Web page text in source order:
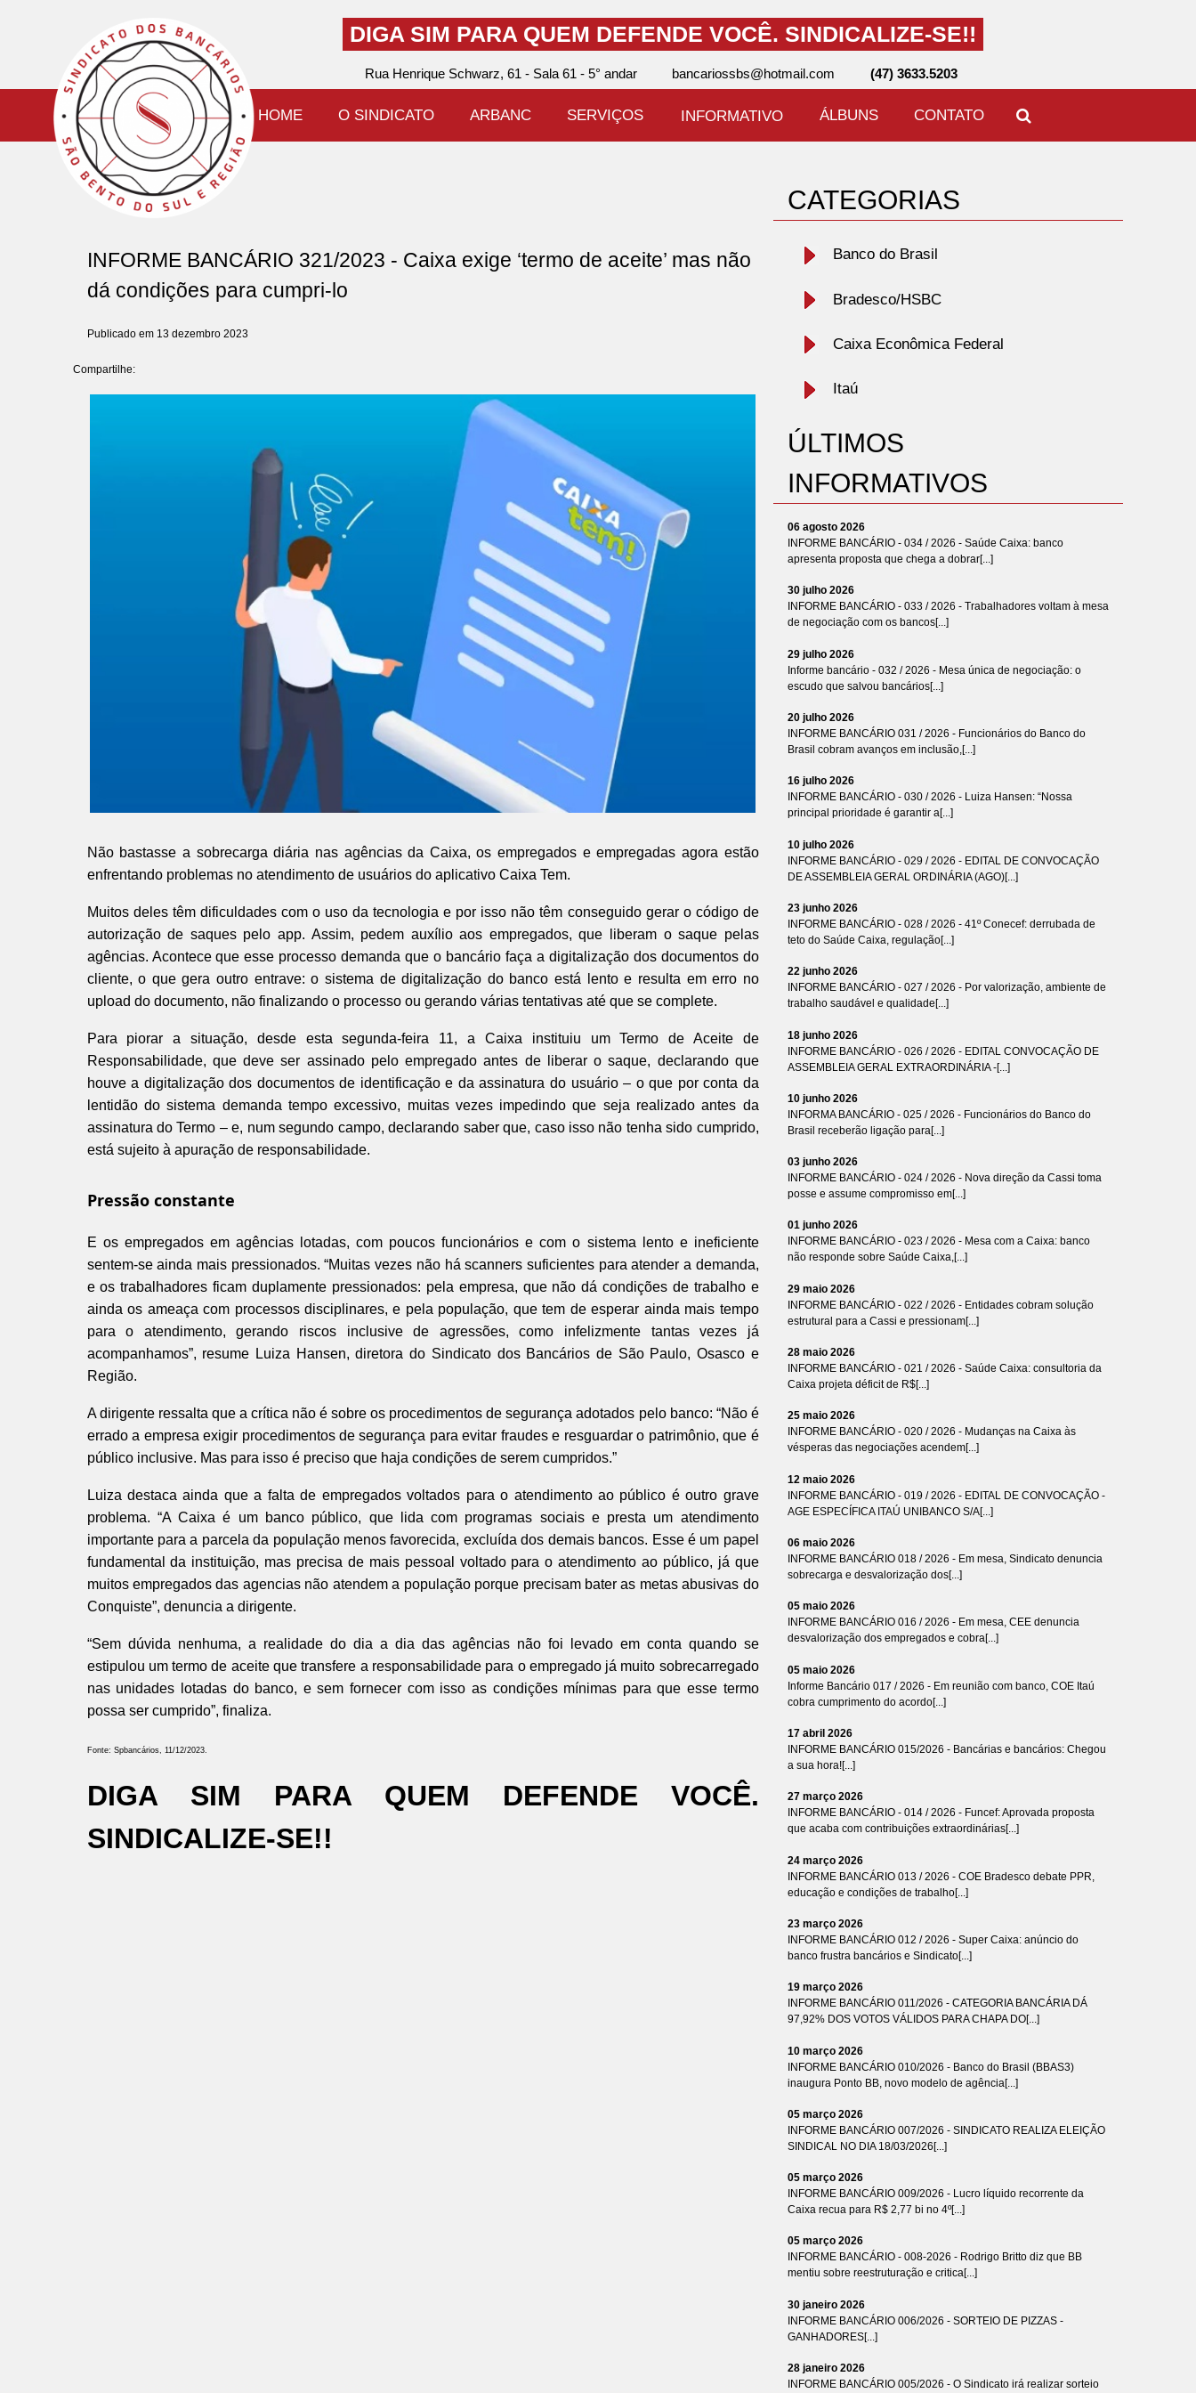
DIGA SIM PARA QUEM DEFENDE VOCÊ. SINDICALIZE-SE!!
Rua Henrique Schwarz, 61 - Sala 61 - 5° andar bancariossbs@hotmail.com (47) 3633.5203
HOME O SINDICATO ARBANC SERVIÇOS INFORMATIVO ÁLBUNS CONTATO
INFORME BANCÁRIO 321/2023 - Caixa exige ‘termo de aceite’ mas não
dá condições para cumpri-lo
Publicado em 13 dezembro 2023
Compartilhe:
Não bastasse a sobrecarga diária nas agências da Caixa, os empregados e empregadas agora estão
enfrentando problemas no atendimento de usuários do aplicativo Caixa Tem.
Muitos deles têm dificuldades com o uso da tecnologia e por isso não têm conseguido gerar o código de
autorização de saques pelo app. Assim, pedem auxílio aos empregados, que liberam o saque pelas
agências. Acontece que esse processo demanda que o bancário faça a digitalização dos documentos do
cliente, o que gera outro entrave: o sistema de digitalização do banco está lento e resulta em erro no
upload do documento, não finalizando o processo ou gerando várias tentativas até que se complete.
Para piorar a situação, desde esta segunda-feira 11, a Caixa instituiu um Termo de Aceite de
Responsabilidade, que deve ser assinado pelo empregado antes de liberar o saque, declarando que
houve a digitalização dos documentos de identificação e da assinatura do usuário – o que por conta da
lentidão do sistema demanda tempo excessivo, muitas vezes impedindo que seja realizado antes da
assinatura do Termo – e, num segundo campo, declarando saber que, caso isso não tenha sido cumprido,
está sujeito à apuração de responsabilidade.
Pressão constante
E os empregados em agências lotadas, com poucos funcionários e com o sistema lento e ineficiente
sentem-se ainda mais pressionados. “Muitas vezes não há scanners suficientes para atender a demanda,
e os trabalhadores ficam duplamente pressionados: pela empresa, que não dá condições de trabalho e
ainda os ameaça com processos disciplinares, e pela população, que tem de esperar ainda mais tempo
para o atendimento, gerando riscos inclusive de agressões, como infelizmente tantas vezes já
acompanhamos”, resume Luiza Hansen, diretora do Sindicato dos Bancários de São Paulo, Osasco e
Região.
A dirigente ressalta que a crítica não é sobre os procedimentos de segurança adotados pelo banco: “Não é
errado a empresa exigir procedimentos de segurança para evitar fraudes e resguardar o patrimônio, que é
público inclusive. Mas para isso é preciso que haja condições de serem cumpridos.”
Luiza destaca ainda que a falta de empregados voltados para o atendimento ao público é outro grave
problema. “A Caixa é um banco público, que lida com programas sociais e presta um atendimento
importante para a parcela da população menos favorecida, excluída dos demais bancos. Esse é um papel
fundamental da instituição, mas precisa de mais pessoal voltado para o atendimento ao público, já que
muitos empregados das agencias não atendem a população porque precisam bater as metas abusivas do
Conquiste”, denuncia a dirigente.
“Sem dúvida nenhuma, a realidade do dia a dia das agências não foi levado em conta quando se
estipulou um termo de aceite que transfere a responsabilidade para o empregado já muito sobrecarregado
nas unidades lotadas do banco, e sem fornecer com isso as condições mínimas para que esse termo
possa ser cumprido”, finaliza.
Fonte: Spbancários, 11/12/2023.
DIGA SIM PARA QUEM DEFENDE VOCÊ.
SINDICALIZE-SE!!
CATEGORIAS
Banco do Brasil
Bradesco/HSBC
Caixa Econômica Federal
Itaú
ÚLTIMOS
INFORMATIVOS
06 agosto 2026
INFORME BANCÁRIO - 034 / 2026 - Saúde Caixa: banco
apresenta proposta que chega a dobrar[...]
30 julho 2026
INFORME BANCÁRIO - 033 / 2026 - Trabalhadores voltam à mesa
de negociação com os bancos[...]
29 julho 2026
Informe bancário - 032 / 2026 - Mesa única de negociação: o
escudo que salvou bancários[...]
20 julho 2026
INFORME BANCÁRIO 031 / 2026 - Funcionários do Banco do
Brasil cobram avanços em inclusão,[...]
16 julho 2026
INFORME BANCÁRIO - 030 / 2026 - Luiza Hansen: “Nossa
principal prioridade é garantir a[...]
10 julho 2026
INFORME BANCÁRIO - 029 / 2026 - EDITAL DE CONVOCAÇÃO
DE ASSEMBLEIA GERAL ORDINÁRIA (AGO)[...]
23 junho 2026
INFORME BANCÁRIO - 028 / 2026 - 41º Conecef: derrubada de
teto do Saúde Caixa, regulação[...]
22 junho 2026
INFORME BANCÁRIO - 027 / 2026 - Por valorização, ambiente de
trabalho saudável e qualidade[...]
18 junho 2026
INFORME BANCÁRIO - 026 / 2026 - EDITAL CONVOCAÇÃO DE
ASSEMBLEIA GERAL EXTRAORDINÁRIA -[...]
10 junho 2026
INFORMA BANCÁRIO - 025 / 2026 - Funcionários do Banco do
Brasil receberão ligação para[...]
03 junho 2026
INFORME BANCÁRIO - 024 / 2026 - Nova direção da Cassi toma
posse e assume compromisso em[...]
01 junho 2026
INFORME BANCÁRIO - 023 / 2026 - Mesa com a Caixa: banco
não responde sobre Saúde Caixa,[...]
29 maio 2026
INFORME BANCÁRIO - 022 / 2026 - Entidades cobram solução
estrutural para a Cassi e pressionam[...]
28 maio 2026
INFORME BANCÁRIO - 021 / 2026 - Saúde Caixa: consultoria da
Caixa projeta déficit de R$[...]
25 maio 2026
INFORME BANCÁRIO - 020 / 2026 - Mudanças na Caixa às
vésperas das negociações acendem[...]
12 maio 2026
INFORME BANCÁRIO - 019 / 2026 - EDITAL DE CONVOCAÇÃO -
AGE ESPECÍFICA ITAÚ UNIBANCO S/A[...]
06 maio 2026
INFORME BANCÁRIO 018 / 2026 - Em mesa, Sindicato denuncia
sobrecarga e desvalorização dos[...]
05 maio 2026
INFORME BANCÁRIO 016 / 2026 - Em mesa, CEE denuncia
desvalorização dos empregados e cobra[...]
05 maio 2026
Informe Bancário 017 / 2026 - Em reunião com banco, COE Itaú
cobra cumprimento do acordo[...]
17 abril 2026
INFORME BANCÁRIO 015/2026 - Bancárias e bancários: Chegou
a sua hora![...]
27 março 2026
INFORME BANCÁRIO - 014 / 2026 - Funcef: Aprovada proposta
que acaba com contribuições extraordinárias[...]
24 março 2026
INFORME BANCÁRIO 013 / 2026 - COE Bradesco debate PPR,
educação e condições de trabalho[...]
23 março 2026
INFORME BANCÁRIO 012 / 2026 - Super Caixa: anúncio do
banco frustra bancários e Sindicato[...]
19 março 2026
INFORME BANCÁRIO 011/2026 - CATEGORIA BANCÁRIA DÁ
97,92% DOS VOTOS VÁLIDOS PARA CHAPA DO[...]
10 março 2026
INFORME BANCÁRIO 010/2026 - Banco do Brasil (BBAS3)
inaugura Ponto BB, novo modelo de agência[...]
05 março 2026
INFORME BANCÁRIO 007/2026 - SINDICATO REALIZA ELEIÇÃO
SINDICAL NO DIA 18/03/2026[...]
05 março 2026
INFORME BANCÁRIO 009/2026 - Lucro líquido recorrente da
Caixa recua para R$ 2,77 bi no 4º[...]
05 março 2026
INFORME BANCÁRIO - 008-2026 - Rodrigo Britto diz que BB
mentiu sobre reestruturação e critica[...]
30 janeiro 2026
INFORME BANCÁRIO 006/2026 - SORTEIO DE PIZZAS -
GANHADORES[...]
28 janeiro 2026
INFORME BANCÁRIO 005/2026 - O Sindicato irá realizar sorteio